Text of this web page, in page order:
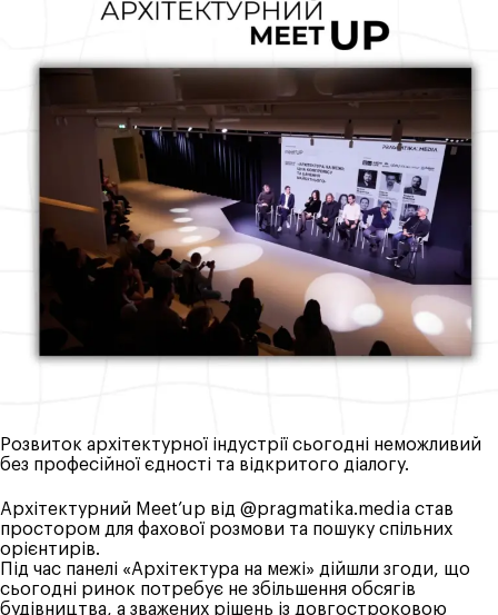
Розвиток архітектурної індустрії сьогодні неможливий
без професійної єдності та відкритого діалогу.
Архітектурний Meet’up від @pragmatika.media став
простором для фахової розмови та пошуку спільних
орієнтирів.
Під час панелі «Архітектура на межі» дійшли згоди, що
сьогодні ринок потребує не збільшення обсягів
будівництва, а зважених рішень із довгостроковою